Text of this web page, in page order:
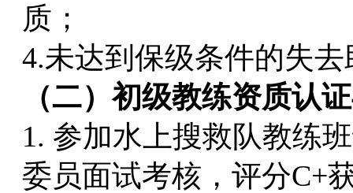
质；
4.未达到保级条件的失
（二）初级教练资质认
1. 参加水上搜救队教练
委员面试考核，评分C+